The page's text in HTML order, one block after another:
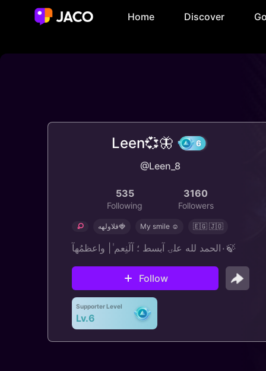
Home Discover
Leen💞🦋
@Leen_8
535
Following
3160
Followers
فلاولهه🍓 My smile ☺️ 🇪🇬 🇯🇴
٠الحمد لله علۍ آبسط ؛ آلٓنِعم ٰ| واعظمُهآ🍃
Follow
Supporter Level
Lv.6